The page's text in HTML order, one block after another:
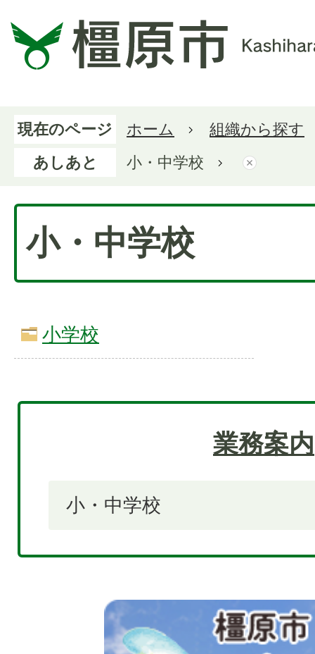
現在のページ ホーム
組織から探す
あしあと
小・中学校
小・中学校
小学校
業務案内
小・中学校
2
枚